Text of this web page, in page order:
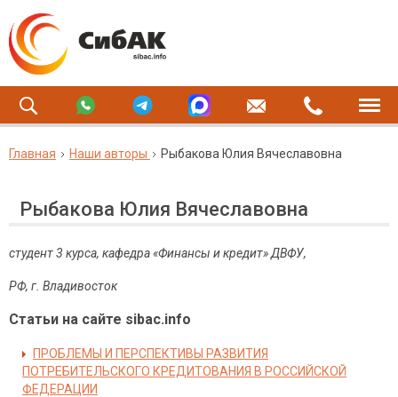
Главная Наши авторы Рыбакова Юлия Вячеславовна
Рыбакова Юлия Вячеславовна
студент 3 курса, кафедра «Финансы и кредит» ДВФУ,
РФ, г. Владивосток
Статьи на сайте sibac.info
ПРОБЛЕМЫ И ПЕРСПЕКТИВЫ РАЗВИТИЯ
ПОТРЕБИТЕЛЬСКОГО КРЕДИТОВАНИЯ В РОССИЙСКОЙ
ФЕДЕРАЦИИ